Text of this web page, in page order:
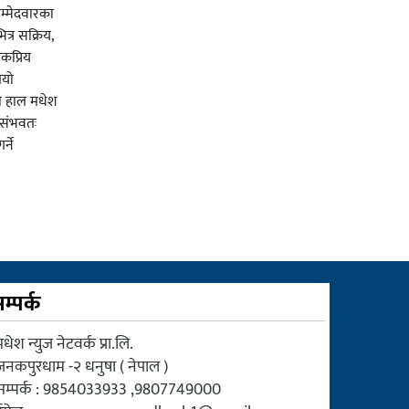
सक्रिय,
हाल मधेश
न्युज नेटवर्क प्रा.लि.
-२ धनुषा ( नेपाल )
: 9854033933 ,9807749000